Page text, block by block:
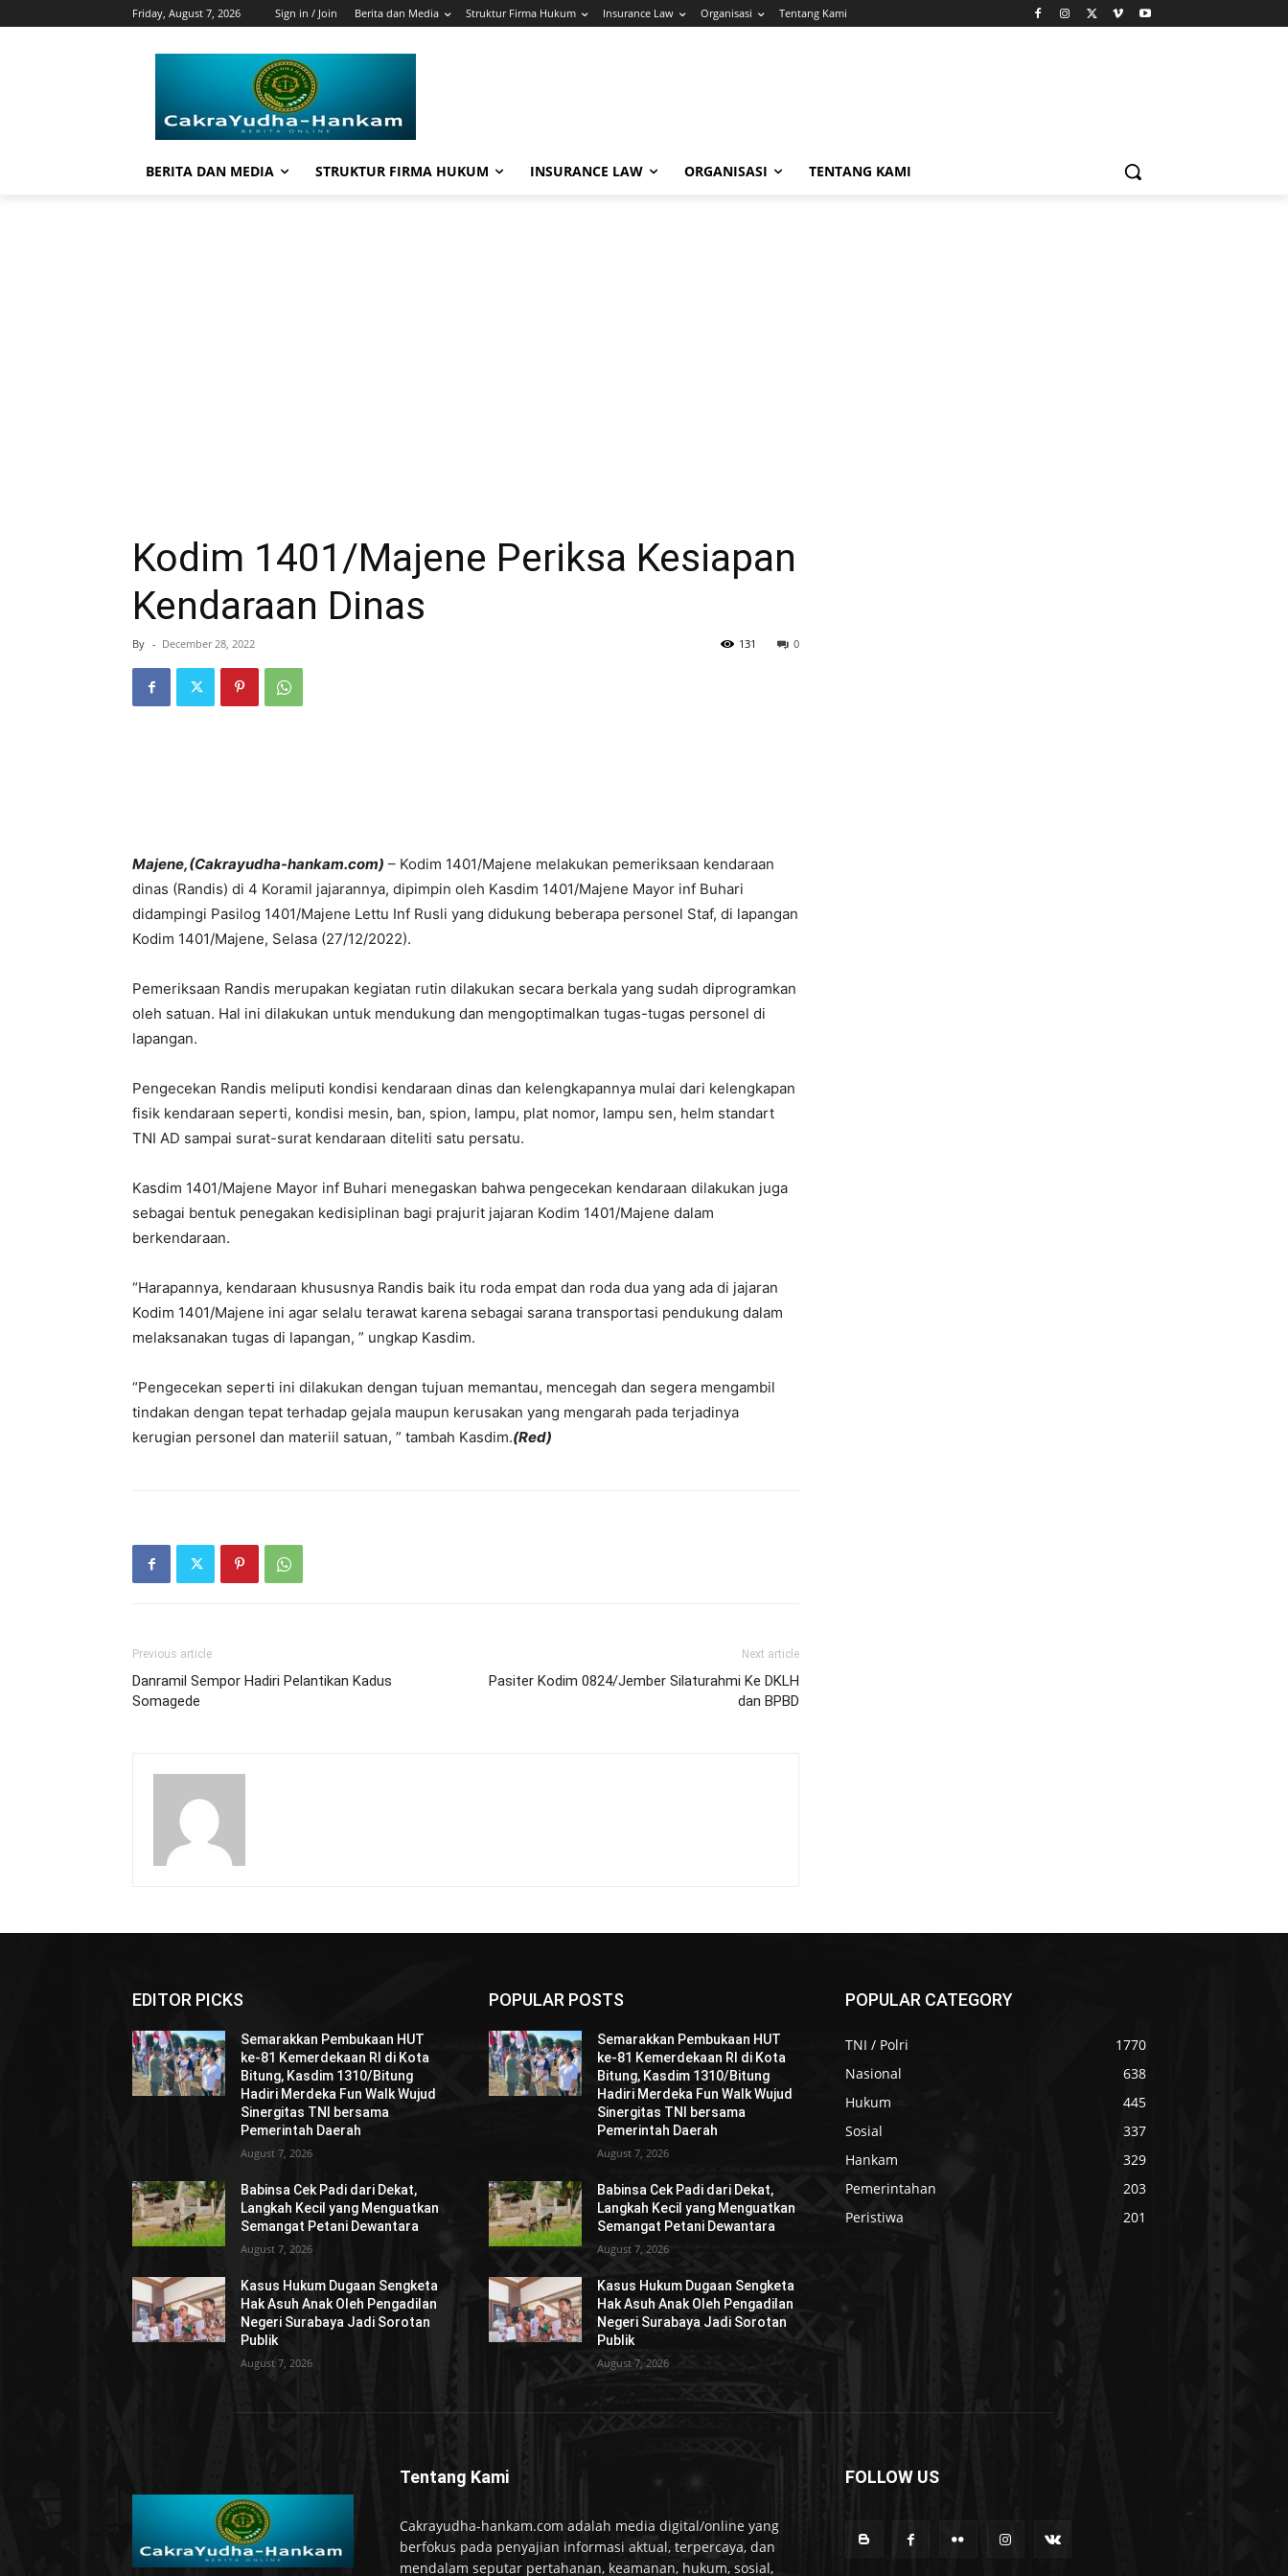
Friday, August 7, 2026 Sign in / Join Berita dan Media Struktur Firma Hukum Insurance Law Organisasi Tentang Kami
BERITA DAN MEDIA STRUKTUR FIRMA HUKUM INSURANCE LAW ORGANISASI TENTANG KAMI
Kodim 1401/Majene Periksa Kesiapan
Kendaraan Dinas
By - December 28, 2022 0
131
Majene,(Cakrayudha-hankam.com) – Kodim 1401/Majene melakukan pemeriksaan kendaraan
dinas (Randis) di 4 Koramil jajarannya, dipimpin oleh Kasdim 1401/Majene Mayor inf Buhari
didampingi Pasilog 1401/Majene Lettu Inf Rusli yang didukung beberapa personel Staf, di lapangan
Kodim 1401/Majene, Selasa (27/12/2022).
Pemeriksaan Randis merupakan kegiatan rutin dilakukan secara berkala yang sudah diprogramkan
oleh satuan. Hal ini dilakukan untuk mendukung dan mengoptimalkan tugas-tugas personel di
lapangan.
Pengecekan Randis meliputi kondisi kendaraan dinas dan kelengkapannya mulai dari kelengkapan
fisik kendaraan seperti, kondisi mesin, ban, spion, lampu, plat nomor, lampu sen, helm standart
TNI AD sampai surat-surat kendaraan diteliti satu persatu.
Kasdim 1401/Majene Mayor inf Buhari menegaskan bahwa pengecekan kendaraan dilakukan juga
sebagai bentuk penegakan kedisiplinan bagi prajurit jajaran Kodim 1401/Majene dalam
berkendaraan.
“Harapannya, kendaraan khususnya Randis baik itu roda empat dan roda dua yang ada di jajaran
Kodim 1401/Majene ini agar selalu terawat karena sebagai sarana transportasi pendukung dalam
melaksanakan tugas di lapangan, ” ungkap Kasdim.
“Pengecekan seperti ini dilakukan dengan tujuan memantau, mencegah dan segera mengambil
tindakan dengan tepat terhadap gejala maupun kerusakan yang mengarah pada terjadinya
kerugian personel dan materiil satuan, ” tambah Kasdim.(Red)
Previous article
Danramil Sempor Hadiri Pelantikan Kadus
Somagede
Next article
Pasiter Kodim 0824/Jember Silaturahmi Ke DKLH
dan BPBD
EDITOR PICKS
Semarakkan Pembukaan HUT
ke-81 Kemerdekaan RI di Kota
Bitung, Kasdim 1310/Bitung
Hadiri Merdeka Fun Walk Wujud
Sinergitas TNI bersama
Pemerintah Daerah
August 7, 2026
Babinsa Cek Padi dari Dekat,
Langkah Kecil yang Menguatkan
Semangat Petani Dewantara
August 7, 2026
Kasus Hukum Dugaan Sengketa
Hak Asuh Anak Oleh Pengadilan
Negeri Surabaya Jadi Sorotan
Publik
August 7, 2026
POPULAR POSTS
Semarakkan Pembukaan HUT
ke-81 Kemerdekaan RI di Kota
Bitung, Kasdim 1310/Bitung
Hadiri Merdeka Fun Walk Wujud
Sinergitas TNI bersama
Pemerintah Daerah
August 7, 2026
Babinsa Cek Padi dari Dekat,
Langkah Kecil yang Menguatkan
Semangat Petani Dewantara
August 7, 2026
Kasus Hukum Dugaan Sengketa
Hak Asuh Anak Oleh Pengadilan
Negeri Surabaya Jadi Sorotan
Publik
August 7, 2026
POPULAR CATEGORY
TNI / Polri
1770
Nasional
638
Hukum
445
Sosial
337
Hankam
329
Pemerintahan
203
Peristiwa
201
Tentang Kami
Cakrayudha-hankam.com adalah media digital/online yang
berfokus pada penyajian informasi aktual, terpercaya, dan
mendalam seputar pertahanan, keamanan, hukum, sosial,
FOLLOW US